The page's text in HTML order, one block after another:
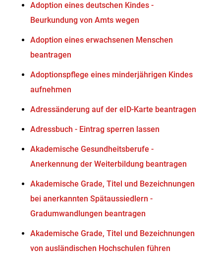
Adoption eines deutschen Kindes -
Beurkundung von Amts wegen
Adoption eines erwachsenen Menschen
beantragen
Adoptionspflege eines minderjährigen Kindes
aufnehmen
Adressänderung auf der eID-Karte beantragen
Adressbuch - Eintrag sperren lassen
Akademische Gesundheitsberufe -
Anerkennung der Weiterbildung beantragen
Akademische Grade, Titel und Bezeichnungen
bei anerkannten Spätaussiedlern -
Gradumwandlungen beantragen
Akademische Grade, Titel und Bezeichnungen
von ausländischen Hochschulen führen